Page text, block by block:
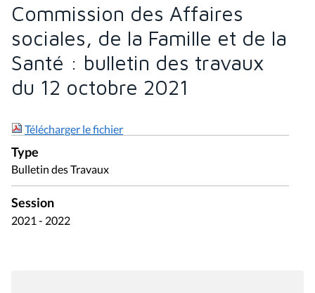
Commission des Affaires
sociales, de la Famille et de la
Santé : bulletin des travaux
du 12 octobre 2021
Télécharger le fichier
Type
Bulletin des Travaux
Session
2021 - 2022